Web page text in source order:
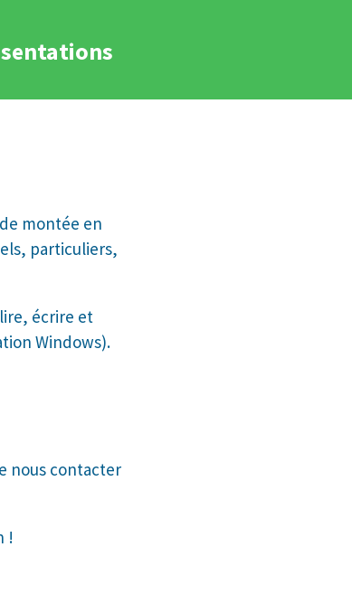
montée en
particuliers,
écrire et
Windows).
nous contacter
!